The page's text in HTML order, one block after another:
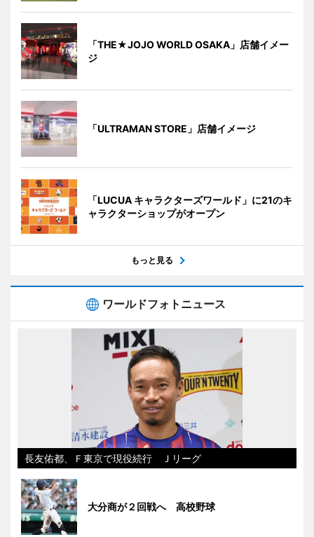
「THE★JOJO WORLD OSAKA」店舗イメー
ジ
「ULTRAMAN STORE」店舗イメージ
「LUCUA キャラクターズワールド」に21のキ
ャラクターショップがオープン
もっと見る
ワールドフォトニュース
長友佑都、Ｆ東京で現役続行 Ｊリーグ
大分商が２回戦へ 高校野球